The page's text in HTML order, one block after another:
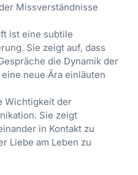
Missverständnisse
ist eine subtile
Sie zeigt auf, dass
die Dynamik der
neue Ära einläuten
Wichtigkeit der
Sie zeigt
in Kontakt zu
Liebe am Leben zu